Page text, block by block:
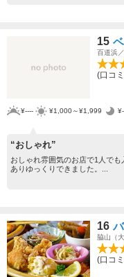
15
百道浜
(口コ
¥---- ¥1,000～¥1,999
“おしゃれ”
おしゃれ雰囲気のお店で1人で
ありゆっくりできました。...
16
脇山（
(口コ